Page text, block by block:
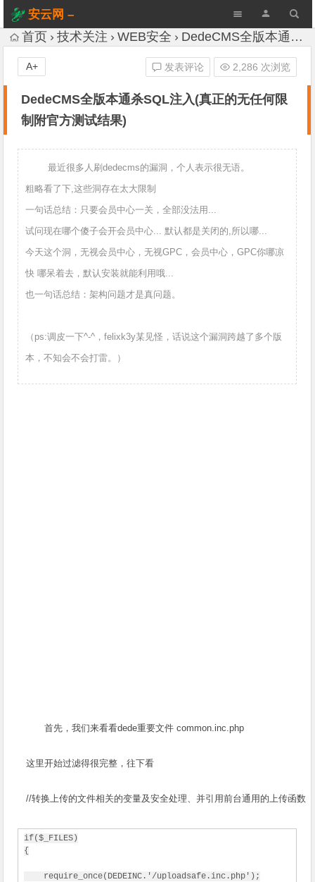
安云网 –
AnYun.ORG
首页 技术关注 WEB安全 DedeCMS全版本通杀SQL注入(真正的无任何限制附官方测试结果)
DedeCMS全版本通杀SQL注入(真正的无任何限
制附官方测试结果)
发表评论 2,286 次浏览
A+
最近很多人刷dedecms的漏洞，个人表示很无语。
粗略看了下,这些洞存在太大限制
一句话总结：只要会员中心一关，全部没法用...
试问现在哪个傻子会开会员中心... 默认都是关闭的,所以哪...
今天这个洞，无视会员中心，无视GPC，会员中心，GPC你哪凉
快 哪呆着去，默认安装就能利用哦...
也一句话总结：架构问题才是真问题。
（ps:调皮一下^-^，felixk3y某见怪，话说这个漏洞跨越了多个版
本，不知会不会打雷。）
首先，我们来看看dede重要文件 common.inc.php
这里开始过滤得很完整，往下看
//转换上传的文件相关的变量及安全处理、并引用前台通用的上传函数
if($_FILES)
{
require_once(DEDEINC.'/uploadsafe.inc.php');